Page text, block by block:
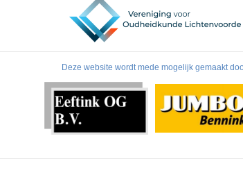
Deze website wordt mede mogelijk gemaakt